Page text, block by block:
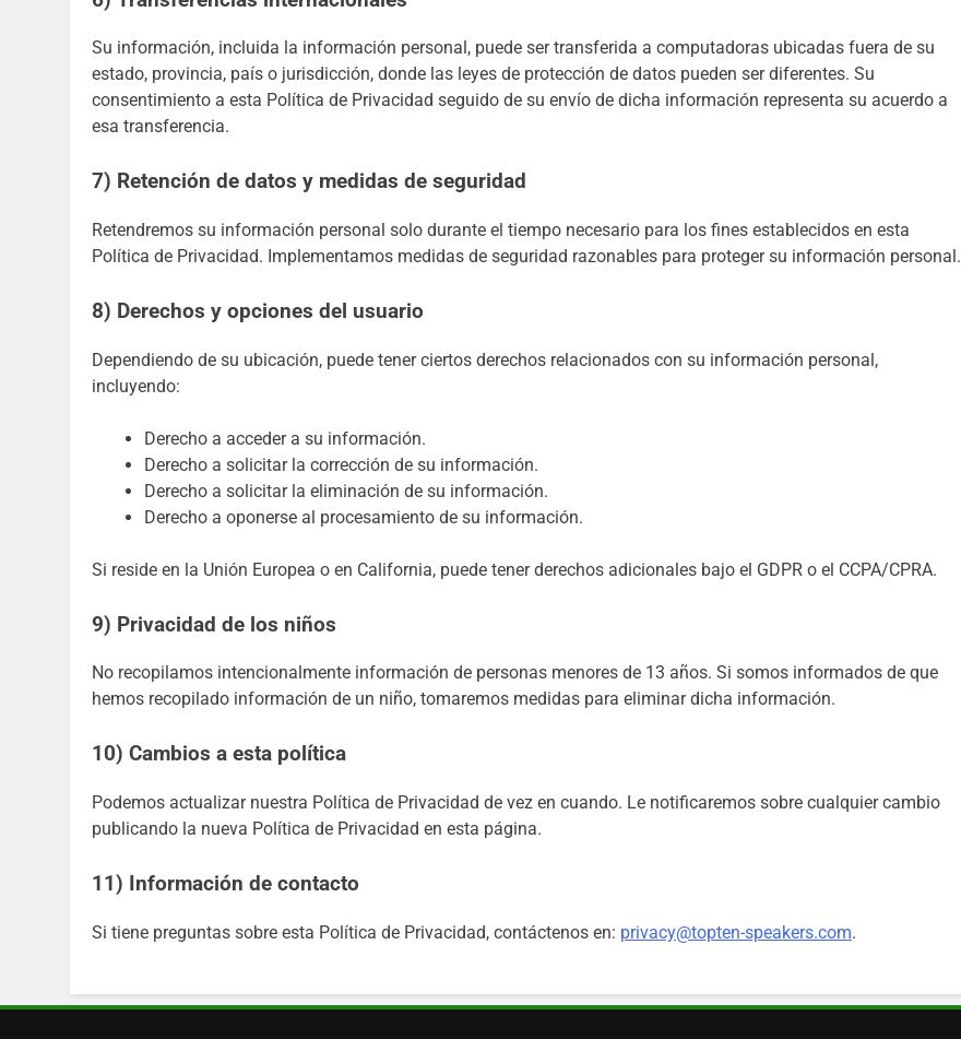
Su información, incluida la información personal, puede ser transferida a computadoras ubicadas fuera de su
estado, provincia, país o jurisdicción, donde las leyes de protección de datos pueden ser diferentes. Su
consentimiento a esta Política de Privacidad seguido de su envío de dicha información representa su acuerdo a
esa transferencia.
7) Retención de datos y medidas de seguridad
Retendremos su información personal solo durante el tiempo necesario para los fines establecidos en esta
Política de Privacidad. Implementamos medidas de seguridad razonables para proteger su información personal.
8) Derechos y opciones del usuario
Dependiendo de su ubicación, puede tener ciertos derechos relacionados con su información personal,
incluyendo:
Derecho a acceder a su información.
Derecho a solicitar la corrección de su información.
Derecho a solicitar la eliminación de su información.
Derecho a oponerse al procesamiento de su información.
Si reside en la Unión Europea o en California, puede tener derechos adicionales bajo el GDPR o el CCPA/CPRA.
9) Privacidad de los niños
No recopilamos intencionalmente información de personas menores de 13 años. Si somos informados de que
hemos recopilado información de un niño, tomaremos medidas para eliminar dicha información.
10) Cambios a esta política
Podemos actualizar nuestra Política de Privacidad de vez en cuando. Le notificaremos sobre cualquier cambio
publicando la nueva Política de Privacidad en esta página.
11) Información de contacto
Si tiene preguntas sobre esta Política de Privacidad, contáctenos en: privacy@topten-speakers.com.